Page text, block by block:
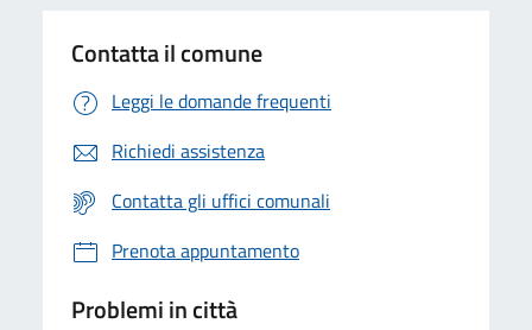
Contatta il comune
Leggi le domande frequenti
Richiedi assistenza
Contatta gli uffici comunali
Prenota appuntamento
Problemi in città